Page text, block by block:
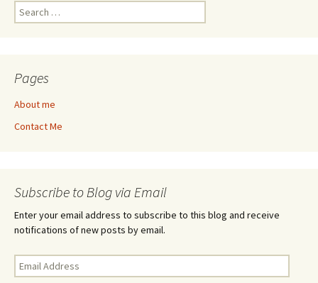
Search
for:
Pages
About me
Contact Me
Subscribe to Blog via Email
Enter your email address to subscribe to this blog and receive
notifications of new posts by email.
Email
Address